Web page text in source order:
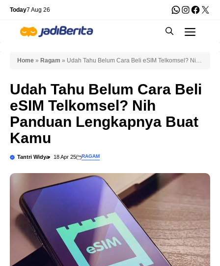
Skip
content
Today7 Aug 26 WhatsApp
X
Home » Ragam » Udah Tahu Belum Cara Beli eSIM Telkomsel? Nih
Udah Tahu Belum Cara Beli
eSIM Telkomsel? Nih
Panduan Lengkapnya Buat
Kamu
Tantri Widya 18 Apr 25 RAGAM